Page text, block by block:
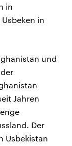
in
in
und
Jahren
Der
Usbekistan